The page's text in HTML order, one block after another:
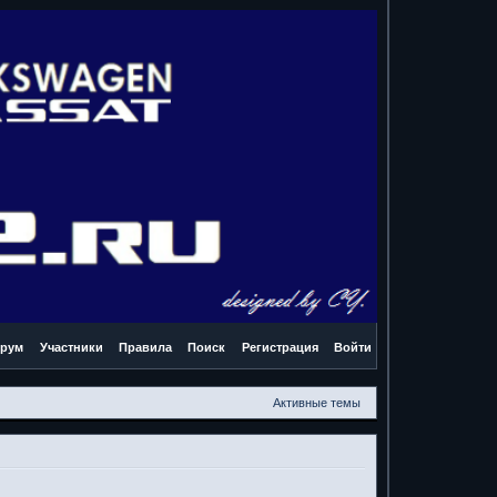
Участники Правила Поиск Регистрация Войти
Активные темы